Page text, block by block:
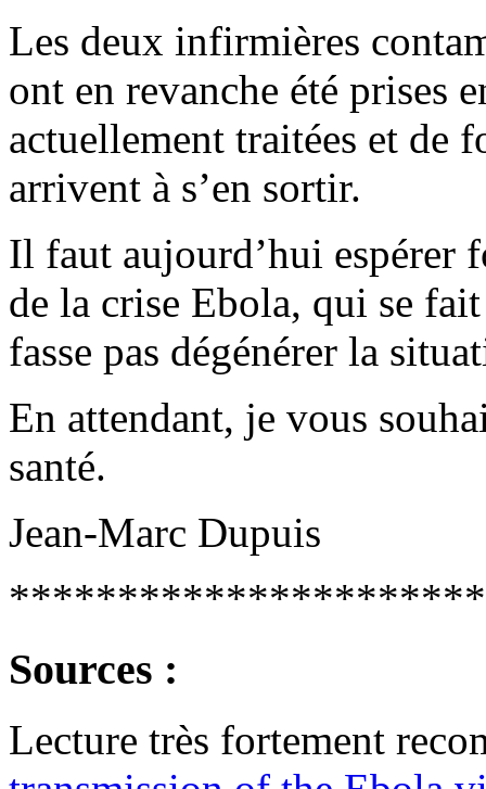
Les deux infirmières
ont en revanche été prises
actuellement traitées et de
arrivent à s’en sortir.
Il faut aujourd’hui espérer
de la crise Ebola, qui se
fasse pas dégénérer la
En attendant, je vous
santé.
Jean-Marc Dupuis
Sources :
Lecture très fortement